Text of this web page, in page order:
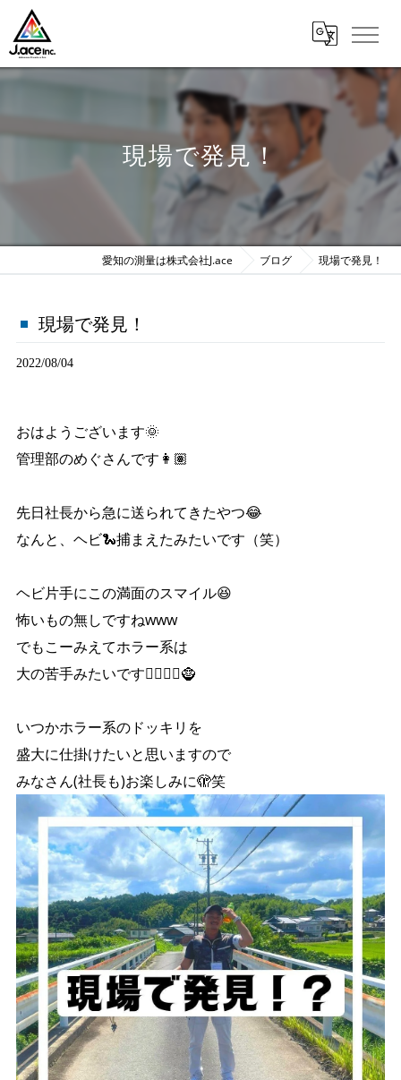
現場で発見！
愛知の測量は株式会社J.ace ブログ 現場で発見！
現場で発見！
2022/08/04
おはようございます🌞
管理部のめぐさんです👩🏽
先日社長から急に送られてきたやつ😂
なんと、ヘビ🐍捕まえたみたいです（笑）
ヘビ片手にこの満面のスマイル😆
怖いもの無しですねwww
でもこーみえてホラー系は
大の苦手みたいです🧛‍♀️🧟‍♂️🧌
いつかホラー系のドッキリを
盛大に仕掛けたいと思いますので
みなさん(社長も)お楽しみに🫣笑